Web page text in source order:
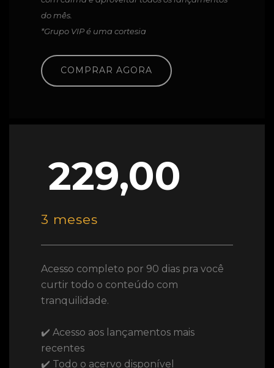
do mês.
*Grupo VIP é uma cortesia
COMPRAR AGORA
229,00
3 meses
Acesso completo por 90 dias pra você
curtir todo o conteúdo com
tranquilidade.
✔️ Acesso aos lançamentos mais
recentes
✔️ Todo o acervo disponível